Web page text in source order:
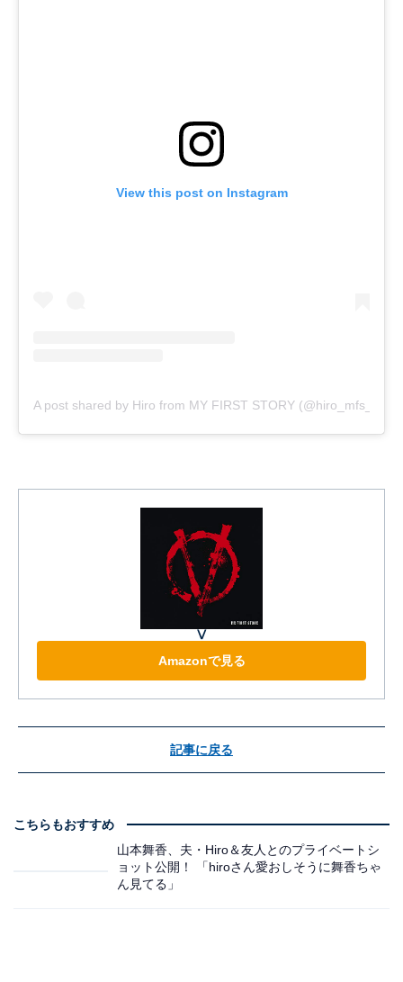
View this post on Instagram
A post shared by Hiro from MY FIRST STORY
Ⅴ
Amazonで見る
記事に戻る
こちらもおすすめ
山本舞香、夫・Hiro＆友人とのプライベートシ
ョット公開！ 「hiroさん愛おしそうに舞香ちゃ
ん見てる」